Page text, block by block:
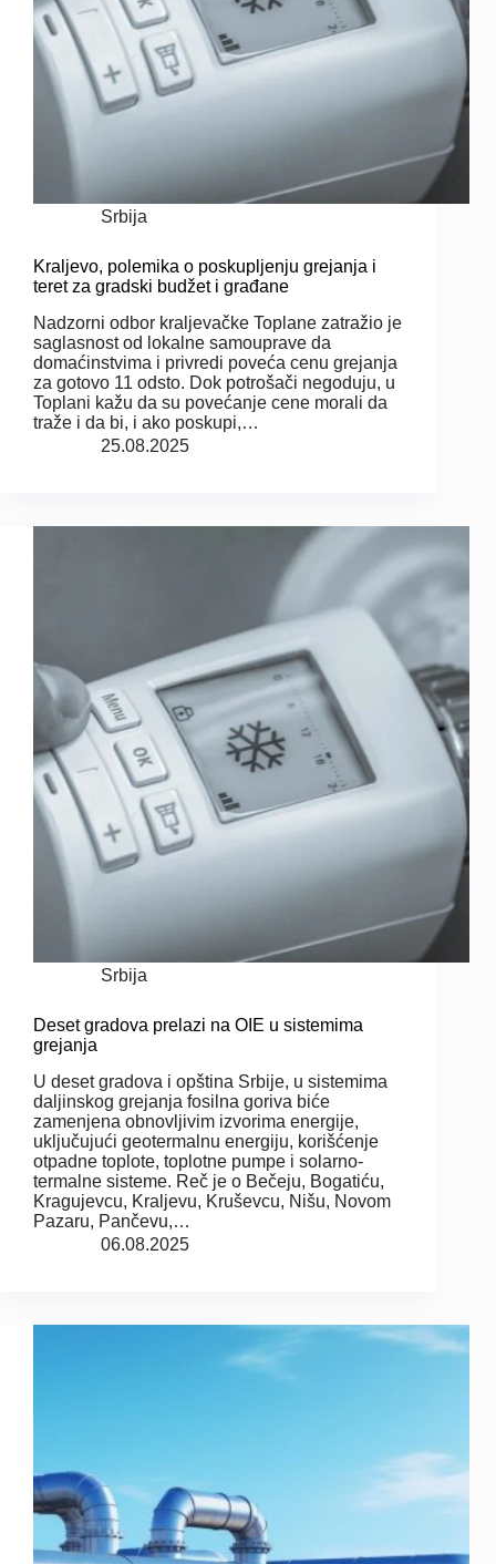
Srbija
Kraljevo, polemika o poskupljenju grejanja i
teret za gradski budžet i građane
Nadzorni odbor kraljevačke Toplane zatražio je
saglasnost od lokalne samouprave da
domaćinstvima i privredi poveća cenu grejanja
za gotovo 11 odsto. Dok potrošači negoduju, u
Toplani kažu da su povećanje cene morali da
traže i da bi, i ako poskupi,…
25.08.2025
Srbija
Deset gradova prelazi na OIE u sistemima
grejanja
U deset gradova i opština Srbije, u sistemima
daljinskog grejanja fosilna goriva biće
zamenjena obnovljivim izvorima energije,
uključujući geotermalnu energiju, korišćenje
otpadne toplote, toplotne pumpe i solarno-
termalne sisteme. Reč je o Bečeju, Bogatiću,
Kragujevcu, Kraljevu, Kruševcu, Nišu, Novom
Pazaru, Pančevu,…
06.08.2025